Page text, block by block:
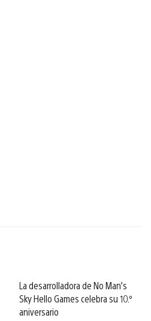
La desarrolladora de No Man’s
Sky Hello Games celebra su 10.º
aniversario